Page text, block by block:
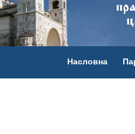
Насловна